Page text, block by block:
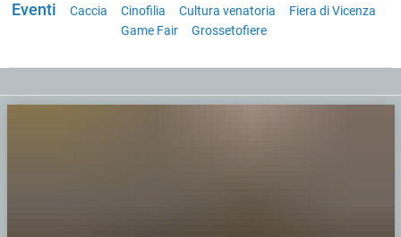
Eventi Caccia Cinofilia Cultura venatoria
Fiera di Vicenza
Game Fair
Grossetofiere